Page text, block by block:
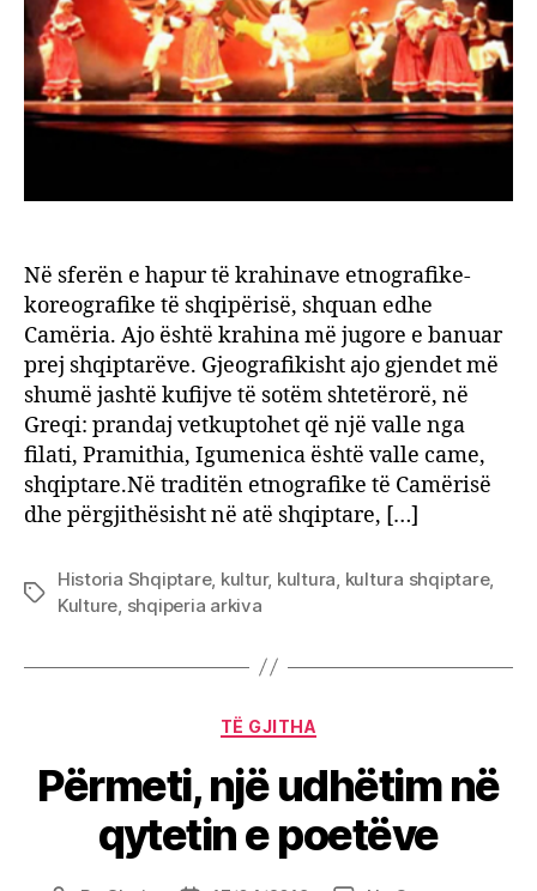
Në sferën e hapur të krahinave etnografike-
koreografike të shqipërisë, shquan edhe
Camëria. Ajo është krahina më jugore e banuar
prej shqiptarëve. Gjeografikisht ajo gjendet më
shumë jashtë kufijve të sotëm shtetërorë, në
Greqi: prandaj vetkuptohet që një valle nga
filati, Pramithia, Igumenica është valle came,
shqiptare.Në traditën etnografike të Camërisë
dhe përgjithësisht në atë shqiptare, […]
Tags
Historia Shqiptare, kultur, kultura kultura shqiptare,
Kulture shqiperia arkiva
Categories
TË GJITHA
Përmeti, një udhëtim në
qytetin e poetëve